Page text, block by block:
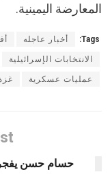
المعارضة اليمينية.
Tags: أخبار عاجله
الانتخابات الإسرائيلية
عمليات عسكرية
حسام حسن يفجر